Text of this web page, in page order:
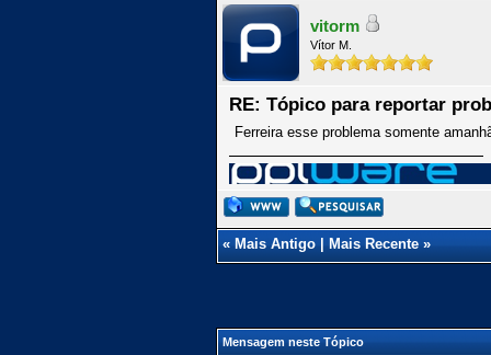
vitorm
Vítor M.
RE: Tópico para reportar
Ferreira esse problema somente
«Mais Antigo|Mais Recente»
Mensagem neste Tópico